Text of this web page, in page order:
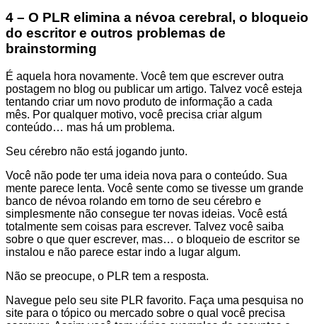
4 – O PLR elimina a névoa cerebral, o bloqueio
do escritor e outros problemas de
brainstorming
É aquela hora novamente. Você tem que escrever outra
postagem no blog ou publicar um artigo. Talvez você esteja
tentando criar um novo produto de informação a cada
mês. Por qualquer motivo, você precisa criar algum
conteúdo… mas há um problema.
Seu cérebro não está jogando junto.
Você não pode ter uma ideia nova para o conteúdo. Sua
mente parece lenta. Você sente como se tivesse um grande
banco de névoa rolando em torno de seu cérebro e
simplesmente não consegue ter novas ideias. Você está
totalmente sem coisas para escrever. Talvez você saiba
sobre o que quer escrever, mas… o bloqueio de escritor se
instalou e não parece estar indo a lugar algum.
Não se preocupe, o PLR tem a resposta.
Navegue pelo seu site PLR ​​favorito. Faça uma pesquisa no
site para o tópico ou mercado sobre o qual você precisa